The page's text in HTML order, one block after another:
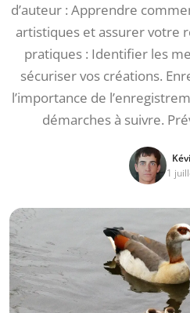
d’auteur : Apprendre
artistiques et assurer votre
pratiques : Identifier les
sécuriser vos créations.
l’importance de
démarches à suivre.
1